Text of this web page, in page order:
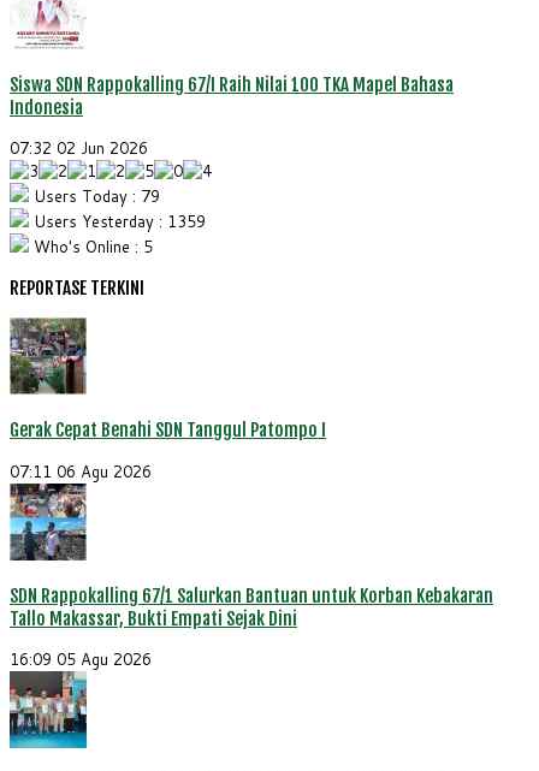
Siswa SDN Rappokalling 67/I Raih Nilai 100 TKA Mapel Bahasa
Indonesia
07:32 02 Jun 2026
Users Today : 79
Users Yesterday : 1359
Who's Online : 5
REPORTASE TERKINI
Gerak Cepat Benahi SDN Tanggul Patompo I
07:11 06 Agu 2026
SDN Rappokalling 67/1 Salurkan Bantuan untuk Korban Kebakaran
Tallo Makassar, Bukti Empati Sejak Dini
16:09 05 Agu 2026